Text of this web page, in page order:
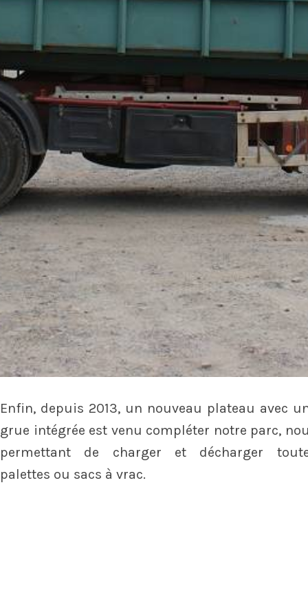
Enfin, depuis 2013, un nouveau plateau avec
grue intégrée est venu compléter notre parc,
permettant de charger et décharger
palettes ou sacs à vrac.